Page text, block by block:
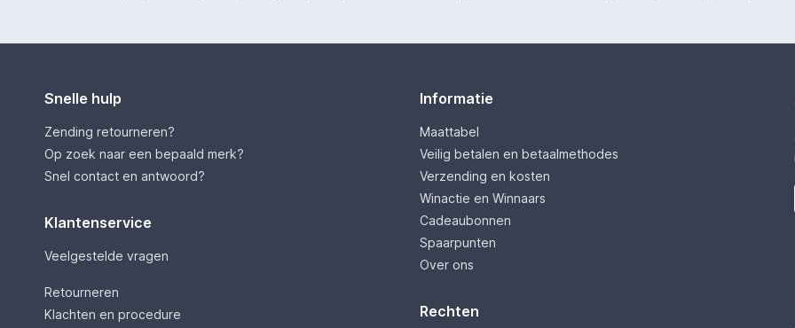
Snelle hulp
Zending retourneren?
Op zoek naar een bepaald merk?
Snel contact en antwoord?
Klantenservice
Veelgestelde vragen
Retourneren
Klachten en procedure
Informatie
Maattabel
Veilig betalen en betaalmethodes
Verzending en kosten
Winactie en Winnaars
Cadeaubonnen
Spaarpunten
Over ons
Rechten